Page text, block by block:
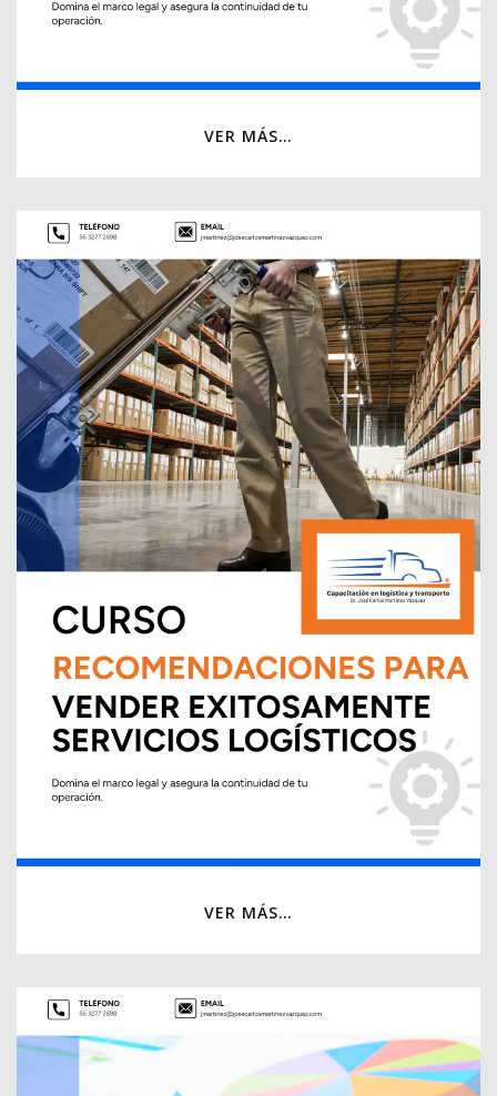
VER MÁS…
VER MÁS…